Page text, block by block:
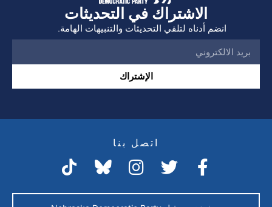
الاشتراك في التحديثات
انضم أدناه لتلقي التحديثات والتنبيهات الهامة.
الإشتراك
اتصل بنا